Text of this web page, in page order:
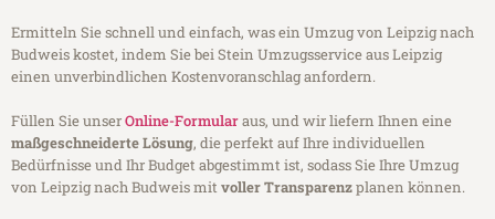
Ermitteln Sie schnell und einfach, was ein Umzug von Leipzig nach
Budweis kostet, indem Sie bei Stein Umzugsservice aus Leipzig
einen unverbindlichen Kostenvoranschlag anfordern.
Füllen Sie unserOnline-Formularaus, und wir liefern Ihnen eine
maßgeschneiderte Lösung, die perfekt auf Ihre individuellen
Bedürfnisse und Ihr Budget abgestimmt ist, sodass Sie Ihre Umzug
von Leipzig nach Budweis mitvoller Transparenzplanen können.